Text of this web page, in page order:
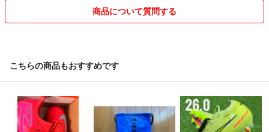
商品について質問する
こちらの商品もおすすめです